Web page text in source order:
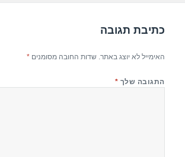
כתיבת תגובה
האימייל לא יוצג באתר. שדות החובה מסומנים*
התגובה שלך *